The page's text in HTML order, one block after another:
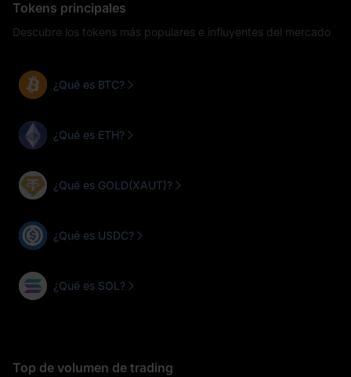
Tokens principales
Descubre los tokens más populares e influyentes del mercado
¿Qué es BTC?
¿Qué es ETH?
¿Qué es GOLD(XAUT)?
¿Qué es USDC?
¿Qué es SOL?
Top de volumen de trading